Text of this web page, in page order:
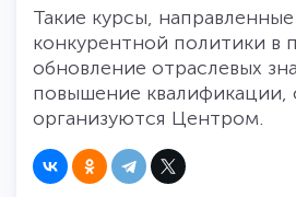
Такие курсы,
конкурентной политики в
обновление отраслевых
повышение квалификации,
организуются Центром.